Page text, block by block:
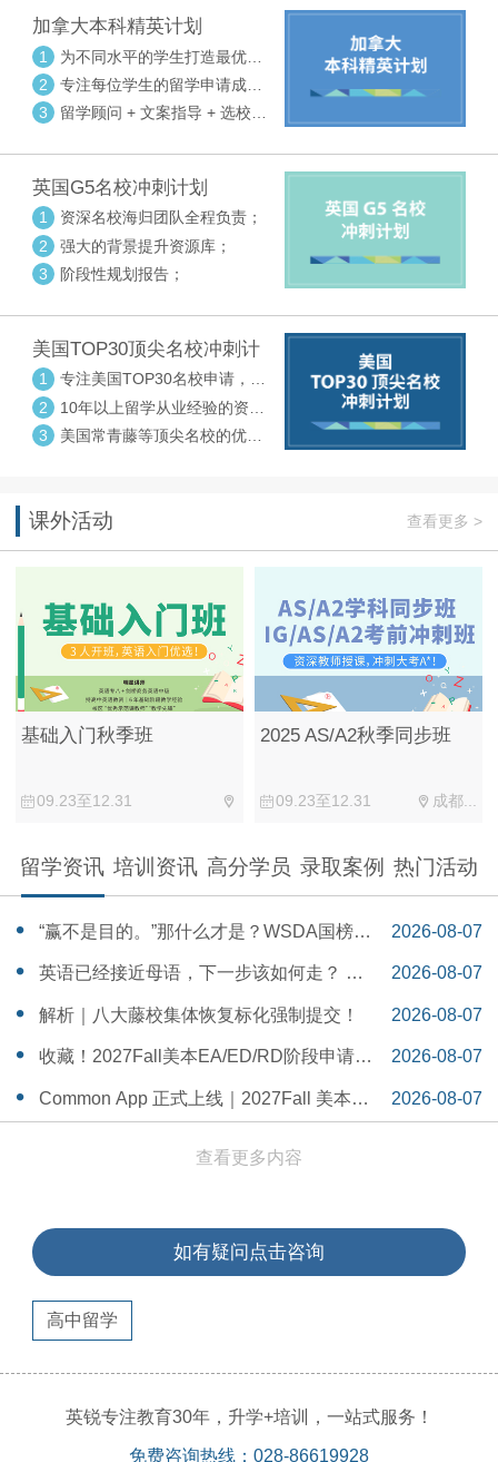
加拿大本科精英计划
1
为不同水平的学生打造最优选
校方案
2
专注每位学生的留学申请成功
率
3
留学顾问 + 文案指导 + 选校申
英国G5名校冲刺计划
1
资深名校海归团队全程负责；
2
强大的背景提升资源库；
3
阶段性规划报告；
美国TOP30顶尖名校冲刺计
划
1
专注美国TOP30名校申请，高
度个性化指导
2
10年以上留学从业经验的资深
中方顾问
3
美国常青藤等顶尖名校的优秀
课外活动 查看更多 >
基础入门秋季班
09.23至12.31
2025 AS/A2秋季同步班
09.23至12.31 成都...
留学资讯 培训资讯 高分学员 录取案例 热门活动
“赢不是目的。”那什么才是？WSDA国榜第
一Serena给出她的回答
2026-08-07
14:55:58
英语已经接近母语，下一步该如何走？ 一
个WSDA冠军少年的成长答案
2026-08-07
14:42:48
解析｜八大藤校集体恢复标化强制提交！
2026-08-07
14:26:40
收藏！2027Fall美本EA/ED/RD阶段申请截
止日期汇总！
2026-08-07
14:20:11
Common App 正式上线｜2027Fall 美本申
2026-08-07
查看更多内容
如有疑问点击咨询
高中留学
英锐专注教育30年，升学+培训，一站式服务！
免费咨询热线：028-86619928